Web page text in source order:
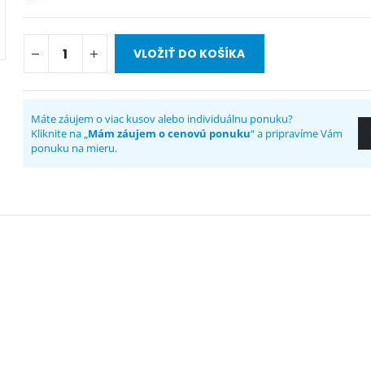
VLOŽIŤ DO KOŠÍKA
Máte záujem o viac kusov alebo individuálnu ponuku?
Kliknite na „Mám záujem o cenovú ponuku“ a pripravíme Vám
ponuku na mieru.